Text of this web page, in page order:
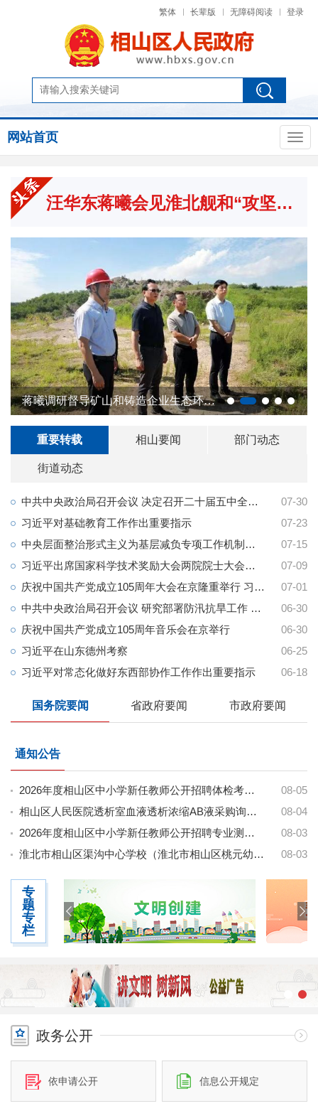
繁体 长辈版 无障碍阅读 登录
网站首页
汪华东蒋曦会见淮北舰和“攻坚英雄连”官兵代表
蒋曦调研督导矿山和铸造企业生态环境保护工作 1
重要转载 相山要闻 部门动态
街道动态
07-30
中共中央政治局召开会议 决定召开二十届五中全会 分析研究当前经济形势和经济工作 中共中央总书记习近平...
07-23
习近平对基础教育工作作出重要指示
07-15
中央层面整治形式主义为基层减负专项工作机制办公室 中央纪委办公厅 公开通报3起整治形式主义为基层减负...
07-09
习近平出席国家科学技术奖励大会两院院士大会中国科协第十一次全国代表大会并发表重要讲话
07-01
庆祝中国共产党成立105周年大会在京隆重举行 习近平发表重要讲话
06-30
中共中央政治局召开会议 研究部署防汛抗旱工作 中共中央总书记习近平主持会议
06-30
庆祝中国共产党成立105周年音乐会在京举行
06-25
习近平在山东德州考察
06-18
习近平对常态化做好东西部协作工作作出重要指示
国务院要闻 省政府要闻 市政府要闻
通知公告
08-05
2026年度相山区中小学新任教师公开招聘体检考察公告
08-04
相山区人民医院透析室血液透析浓缩AB液采购询价公告
08-03
2026年度相山区中小学新任教师公开招聘专业测试成绩及总成绩公告
08-03
淮北市相山区渠沟中心学校（淮北市相山区桃元幼儿园郭王、相西分园、淮北市相山区王店幼儿园）食材配送项...
专
题
专
栏
政务公开
依申请公开 信息公开规定